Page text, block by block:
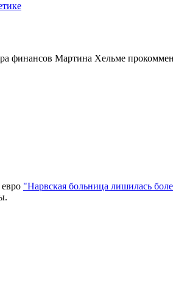
финансов Мартина Хельме
"Нарвская больница лишилась